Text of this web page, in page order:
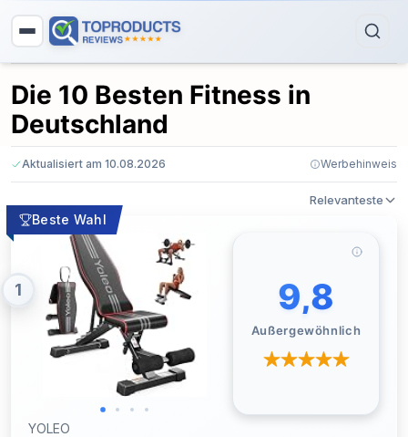
Die 10 Besten Fitness in
Deutschland
Aktualisiert am 10.08.2026 Werbehinweis
Relevanteste
Beste Wahl
1 9,8
Außergewöhnlich
YOLEO